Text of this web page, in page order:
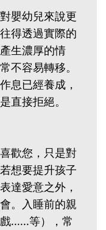
嬰幼兒來說更
得透過實際的
生濃厚的情
不容易轉移。
息已經養成，
直接拒絕。
歡您，只是對
想要提升孩子
達愛意之外，
。入睡前的親
......等），常